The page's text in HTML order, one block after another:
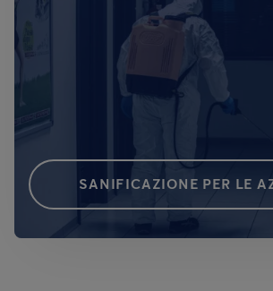
SANIFICAZIONE PER LE